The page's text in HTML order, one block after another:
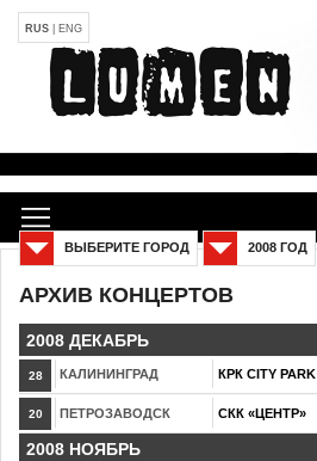
RUS ENG
АРХИВ КОНЦЕРТОВ
2008 ГОД
ВЫБЕРИТЕ ГОРОД
2008 ДЕКАБРЬ
28 КАЛИНИНГРАД КРК CITY PARK
20 ПЕТРОЗАВОДСК СКК «ЦЕНТР»
2008 НОЯБРЬ